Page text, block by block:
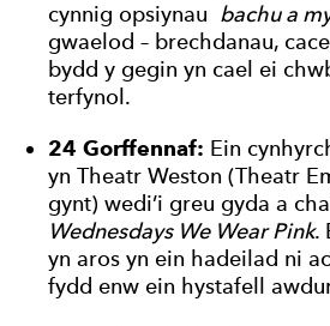
cynnig opsiynau bachu a
gwaelod – brechdanau,
bydd y gegin yn cael ei
terfynol.
24 Gorffennaf: Ein
yn Theatr Weston (Theatr
gynt) wedi’i greu gyda a
Wednesdays We Wear Pink.
yn aros yn ein hadeilad ni
fydd enw ein hystafell